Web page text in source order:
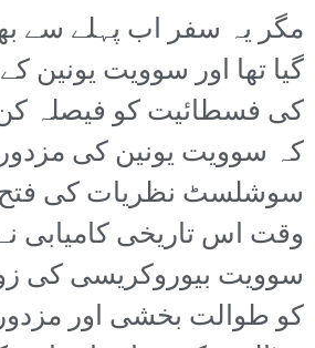
مگر یہ سفر اب پہلے سے
گیا تھا اور سوویت یونین
کی فسطائیت کو فیصلہ
کہ سوویت یونین کی
سوشلسٹ نظریات کی
وقت اس تاریخی کامیابی
سوویت بیوروکریسی کی
کو طوالت بخشی اور